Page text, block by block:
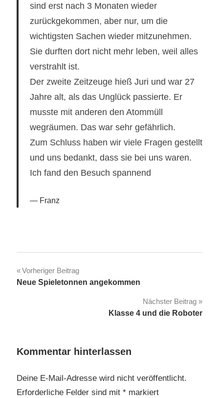
sind erst nach 3 Monaten wieder
zurückgekommen, aber nur, um die
wichtigsten Sachen wieder mitzunehmen.
Sie durften dort nicht mehr leben, weil alles
verstrahlt ist.
Der zweite Zeitzeuge hieß Juri und war 27
Jahre alt, als das Unglück passierte. Er
musste mit anderen den Atommüll
wegräumen. Das war sehr gefährlich.
Zum Schluss haben wir viele Fragen gestellt
und uns bedankt, dass sie bei uns waren.
Ich fand den Besuch spannend
Franz
Beitragsnavigation
Vorheriger Beitrag
Neue Spieletonnen angekommen
Nächster Beitrag
Klasse 4 und die Roboter
Kommentar hinterlassen
Deine E-Mail-Adresse wird nicht veröffentlicht.
Erforderliche Felder sind mit * markiert